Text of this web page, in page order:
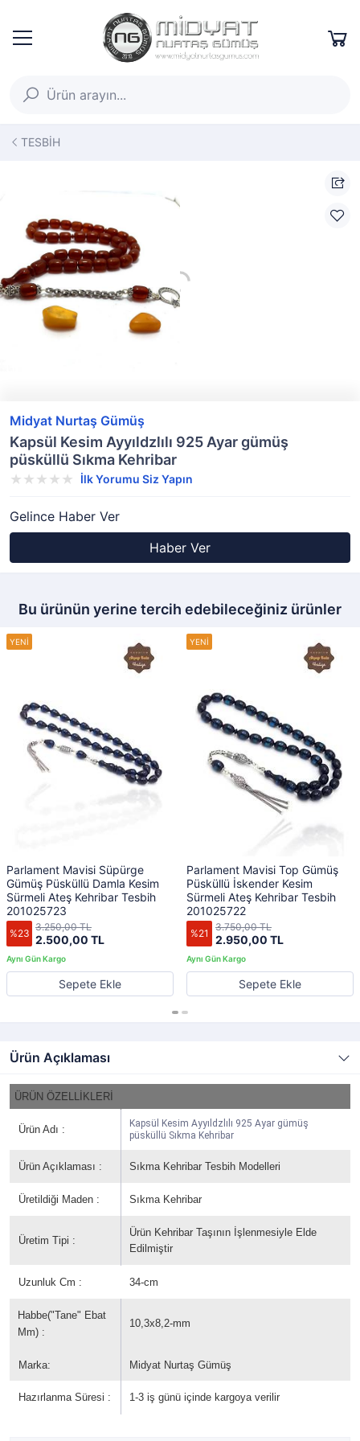
TESBİH
Midyat Nurtaş Gümüş
Kapsül Kesim Ayyıldzlılı 925 Ayar gümüş
püsküllü Sıkma Kehribar
İlk Yorumu Siz Yapın
Gelince Haber Ver
Haber Ver
Bu ürünün yerine tercih edebileceğiniz ürünler
Parlament Mavisi Süpürge
Gümüş Püsküllü Damla Kesim
Sürmeli Ateş Kehribar Tesbih
201025723
%23 2.500,00 TL
3.250,00 TL
Sepete Ekle
Parlament Mavisi Top Gümüş
Püsküllü İskender Kesim
Sürmeli Ateş Kehribar Tesbih
201025722
%21 2.950,00 TL
3.750,00 TL
Sepete Ekle
Ürün Açıklaması
ÜRÜN ÖZELLİKLERİ
Ürün Adı :
Kapsül Kesim Ayyıldzlılı 925 Ayar gümüş
püsküllü Sıkma Kehribar
Ürün Açıklaması : Sıkma Kehribar Tesbih Modelleri
Üretildiği Maden : Sıkma Kehribar
Üretim Tipi :
Ürün Kehribar Taşının İşlenmesiyle Elde
Edilmiştir
Uzunluk Cm : 34-cm
Habbe("Tane" Ebat
Mm) :
10,3x8,2-mm
Marka: Midyat Nurtaş Gümüş
Hazırlanma Süresi : 1-3 iş günü içinde kargoya verilir